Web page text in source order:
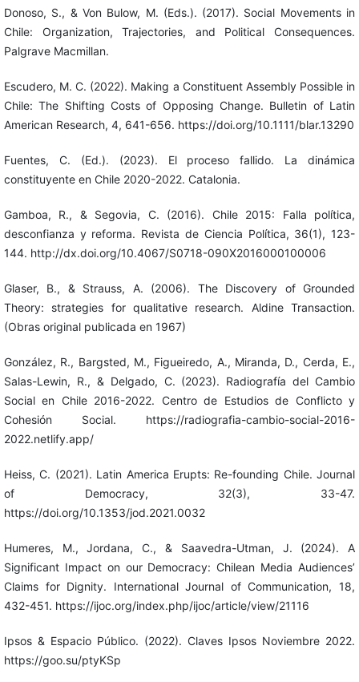
Donoso, S., & Von Bulow, M. (Eds.). (2017). Social Movements in
Chile: Organization, Trajectories, and Political Consequences.
Palgrave Macmillan.
Escudero, M. C. (2022). Making a Constituent Assembly Possible in
Chile: The Shifting Costs of Opposing Change. Bulletin of Latin
American Research, 4, 641-656. https://doi.org/10.1111/blar.13290
Fuentes, C. (Ed.). (2023). El proceso fallido. La dinámica
constituyente en Chile 2020-2022. Catalonia.
Gamboa, R., & Segovia, C. (2016). Chile 2015: Falla política,
desconfianza y reforma. Revista de Ciencia Política, 36(1), 123-
144. http://dx.doi.org/10.4067/S0718-090X2016000100006
Glaser, B., & Strauss, A. (2006). The Discovery of Grounded
Theory: strategies for qualitative research. Aldine Transaction.
(Obras original publicada en 1967)
González, R., Bargsted, M., Figueiredo, A., Miranda, D., Cerda, E.,
Salas-Lewin, R., & Delgado, C. (2023). Radiografía del Cambio
Social en Chile 2016-2022. Centro de Estudios de Conflicto y
Cohesión Social. https://radiografia-cambio-social-2016-
2022.netlify.app/
Heiss, C. (2021). Latin America Erupts: Re-founding Chile. Journal
of Democracy, 32(3), 33-47.
https://doi.org/10.1353/jod.2021.0032
Humeres, M., Jordana, C., & Saavedra-Utman, J. (2024). A
Significant Impact on our Democracy: Chilean Media Audiences’
Claims for Dignity. International Journal of Communication, 18,
432-451. https://ijoc.org/index.php/ijoc/article/view/21116
Ipsos & Espacio Público. (2022). Claves Ipsos Noviembre 2022.
https://goo.su/ptyKSp